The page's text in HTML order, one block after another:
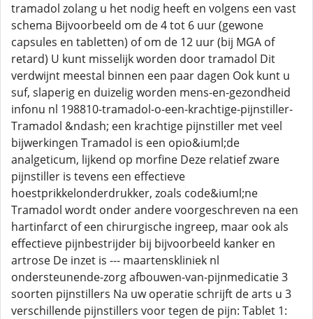
tramadol zolang u het nodig heeft en volgens een vast
schema Bijvoorbeeld om de 4 tot 6 uur (gewone
capsules en tabletten) of om de 12 uur (bij MGA of
retard) U kunt misselijk worden door tramadol Dit
verdwijnt meestal binnen een paar dagen Ook kunt u
suf, slaperig en duizelig worden mens-en-gezondheid
infonu nl 198810-tramadol-o-een-krachtige-pijnstiller-
Tramadol &ndash; een krachtige pijnstiller met veel
bijwerkingen Tramadol is een opio&iuml;de
analgeticum, lijkend op morfine Deze relatief zware
pijnstiller is tevens een effectieve
hoestprikkelonderdrukker, zoals code&iuml;ne
Tramadol wordt onder andere voorgeschreven na een
hartinfarct of een chirurgische ingreep, maar ook als
effectieve pijnbestrijder bij bijvoorbeeld kanker en
artrose De inzet is --- maartenskliniek nl
ondersteunende-zorg afbouwen-van-pijnmedicatie 3
soorten pijnstillers Na uw operatie schrijft de arts u 3
verschillende pijnstillers voor tegen de pijn: Tablet 1: